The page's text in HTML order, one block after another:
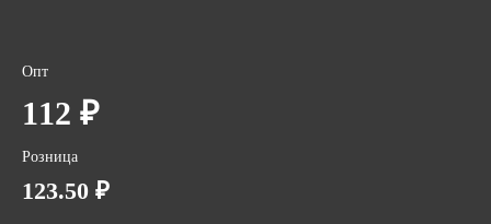
Вес упаковки,кг
12
Опт
112 ₽
Розница
123.50 ₽